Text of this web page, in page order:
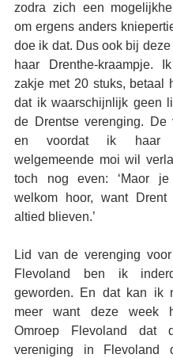
zodra zich een
om ergens anders
doe ik dat. Dus ook bij
haar Drenthe-kraampje.
zakje met 20 stuks, betaal
dat ik waarschijnlijk geen
de Drentse verenging. De
en voordat ik haar
welgemeende moi wil
toch nog even: ‘Maor
welkom hoor, want
altied blieven.’
Lid van de verenging
Flevoland ben ik
geworden. En dat kan ik
meer want deze week
Omroep Flevoland dat
vereniging in Flevoland